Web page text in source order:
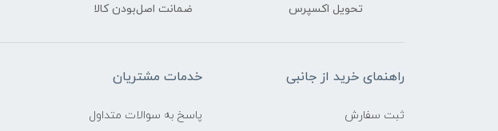
تحویل اکسپرس ضمانت اصل‌بودن کالا
راهنمای خرید از جانبی
ثبت سفارش
خدمات مشتریان
پاسخ به سوالات متداول